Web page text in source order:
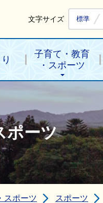
文字サイズ 標準
子育て・教育
・スポーツ
ポーツ
スポーツ スポーツ